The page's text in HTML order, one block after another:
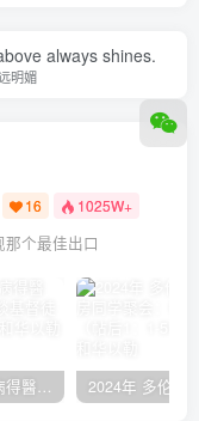
always shines.
明媚
16 1025W+
个最佳出口
基督徒不一定病得醫治？寇紹恩牧師談基督徒的醫治與盼望